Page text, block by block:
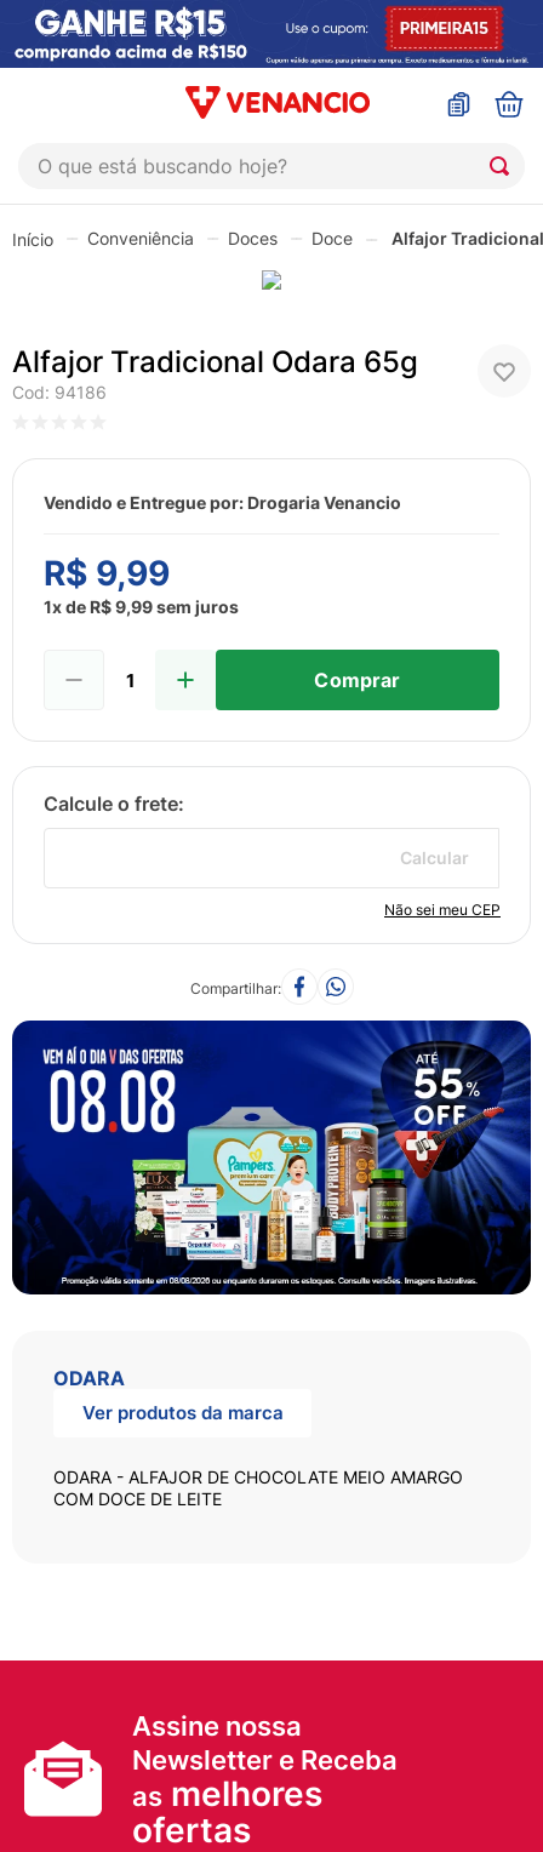
O que está buscando hoje?
Conveniência Doces Doce Alfajor
Alfajor Tradicional Odara 65g
Cod: 94186
Vendido e Entregue por: Drogaria Venancio
R$ 9,99
1x de R$9,99sem juros
Comprar
Não sei meu CEP
Calcular
Compartilhar
ODARA
Ver produtos da marca
ODARA - ALFAJOR DE CHOCOLATE MEIO AMARGO
COM DOCE DE LEITE
Assine nossa
Newsletter e Receba
as melhores
ofertas
1º
coristina
4º
fly gotas
6º
esmalte
7º
shampoo
9